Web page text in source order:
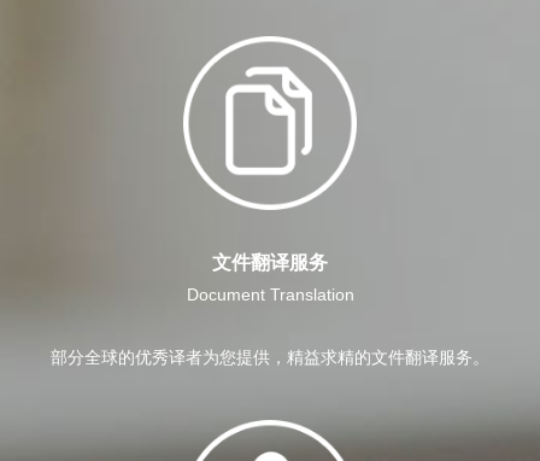
文件翻译服务
Document Translation
部分全球的优秀译者为您提供，精益求精的文件翻译服务。